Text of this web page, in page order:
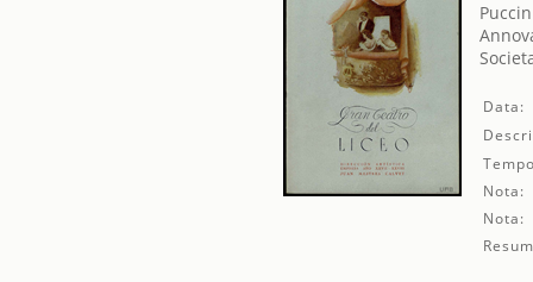
Data:
Nota:
Nota: